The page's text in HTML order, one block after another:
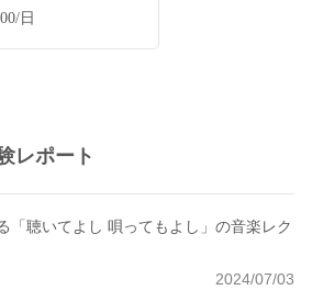
日
レポート
「聴いてよし 唄ってもよし」の音楽レク
2024/07/03